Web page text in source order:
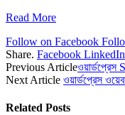
Read More
Follow on Facebook
Share. Facebook LinkedIn
Previous Articleওয়ার্ডপ্রেস
Next Article ওয়ার্ডপ্রেস
Related Posts